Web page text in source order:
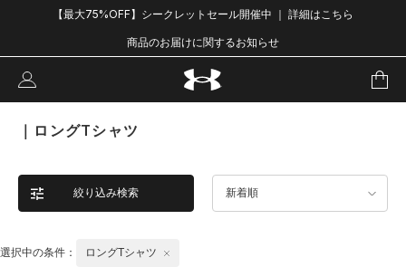
【最大75%OFF】シークレットセール開催中 ｜ 詳細はこちら
商品のお届けに関するお知らせ
｜ロングTシャツ
絞り込み検索 新着順
選択中の条件： ロングTシャツ